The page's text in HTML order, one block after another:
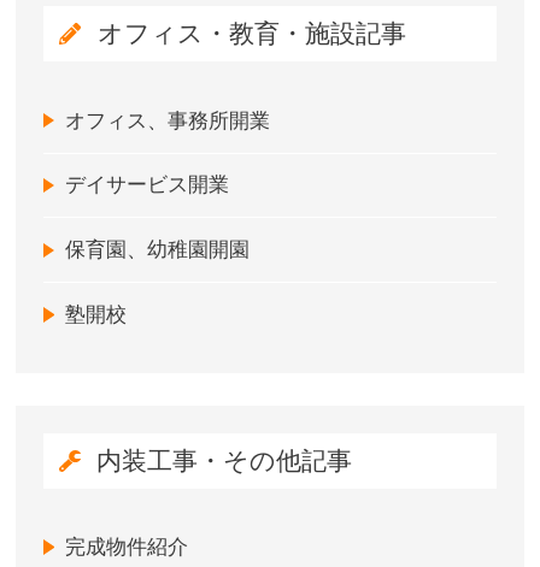
オフィス・教育・施設記事
オフィス、事務所開業
デイサービス開業
保育園、幼稚園開園
塾開校
内装工事・その他記事
完成物件紹介